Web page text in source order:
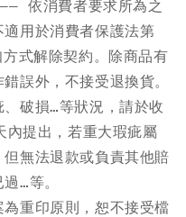
依消費者要求所為之
用於消費者保護法第
式解除契約。除商品有
誤外，不接受退換貨。
、破損…等狀況，請於收
提出，若重大瑕疵屬
無法退款或負責其他賠
…等。
為重印原則，恕不接受檔